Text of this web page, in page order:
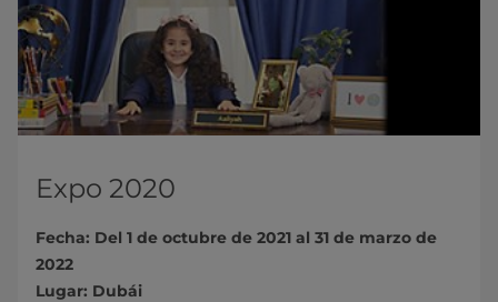
Expo 2020
Fecha: Del 1 de octubre de 2021 al 31 de marzo de
2022
Lugar: Dubái